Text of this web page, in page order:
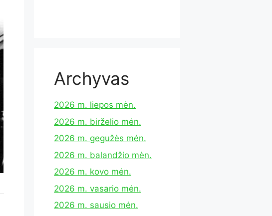
Archyvas
2026 m. liepos mėn.
2026 m. birželio mėn.
2026 m. gegužės mėn.
2026 m. balandžio mėn.
2026 m. kovo mėn.
2026 m. vasario mėn.
2026 m. sausio mėn.